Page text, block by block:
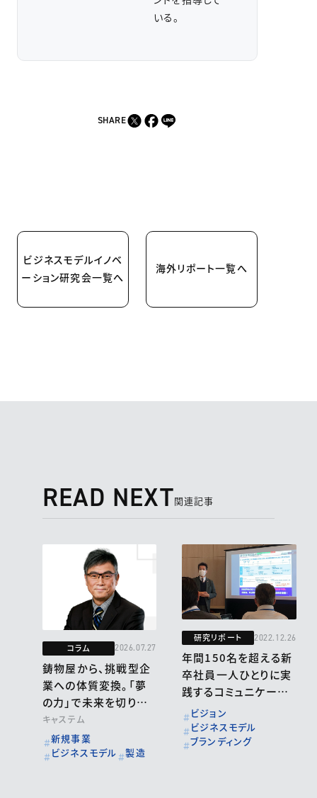
いる。
SHARE
ビジネスモデルイノベ
ーション研究会一覧へ
海外リポート一覧へ
READ NEXT関連記事
コラム 2026.07.27
鋳物屋から、挑戦型企
業への体質変換。「夢
の力」で未来を切り拓く
キャステムの経営
キャステム
新規事業
ビジネスモデル
製造
研究リポート 2022.12.26
年間150名を超える新
卒社員一人ひとりに実
践するコミュニケーシ
ョン戦略～今の時代に
必要な「血が通うコミ
ュニケーションデザイ
ビジョン
ビジネスモデル
ブランディング